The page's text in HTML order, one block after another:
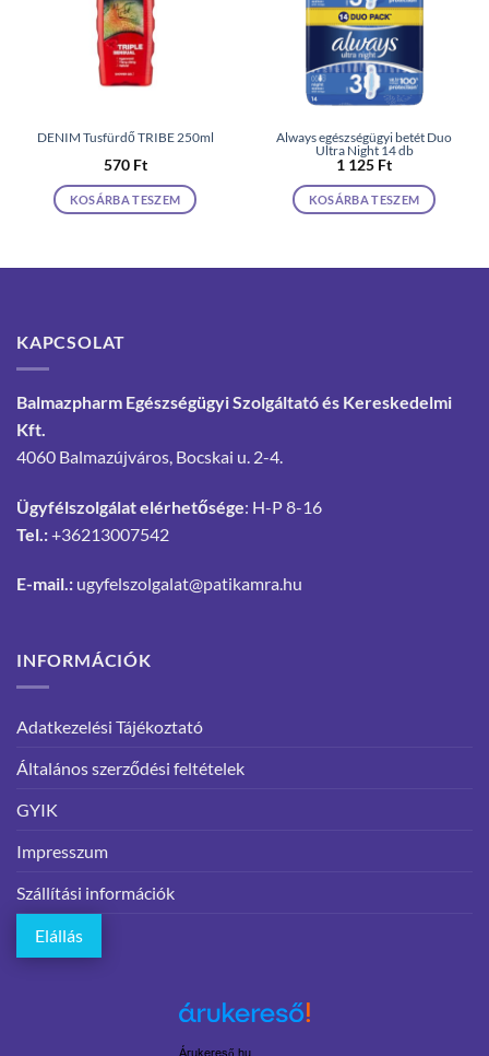
DENIM Tusfürdő TRIBE 250ml
570 Ft
KOSÁRBA TESZEM
Always egészségügyi betét Duo
Ultra Night 14 db
1 125 Ft
KOSÁRBA TESZEM
KAPCSOLAT
Balmazpharm Egészségügyi Szolgáltató és Kereskedelmi
Kft.
4060 Balmazújváros, Bocskai u. 2-4.
Ügyfélszolgálat elérhetősége: H-P 8-16
Tel.:+36213007542
E-mail.: ugyfelszolgalat@patikamra.hu
INFORMÁCIÓK
Adatkezelési Tájékoztató
Általános szerződési feltételek
GYIK
Impresszum
Szállítási információk
Elállás